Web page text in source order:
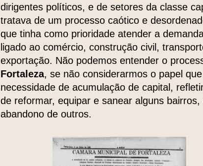
dirigentes políticos, e de setores da classe
tratava de um processo caótico e
que tinha como prioridade atender a
ligado ao comércio, construção civil,
exportação. Não podemos entender o
Fortaleza, se não considerarmos o papel
necessidade de acumulação de capital,
de reformar, equipar e sanear alguns
abandono de outros.